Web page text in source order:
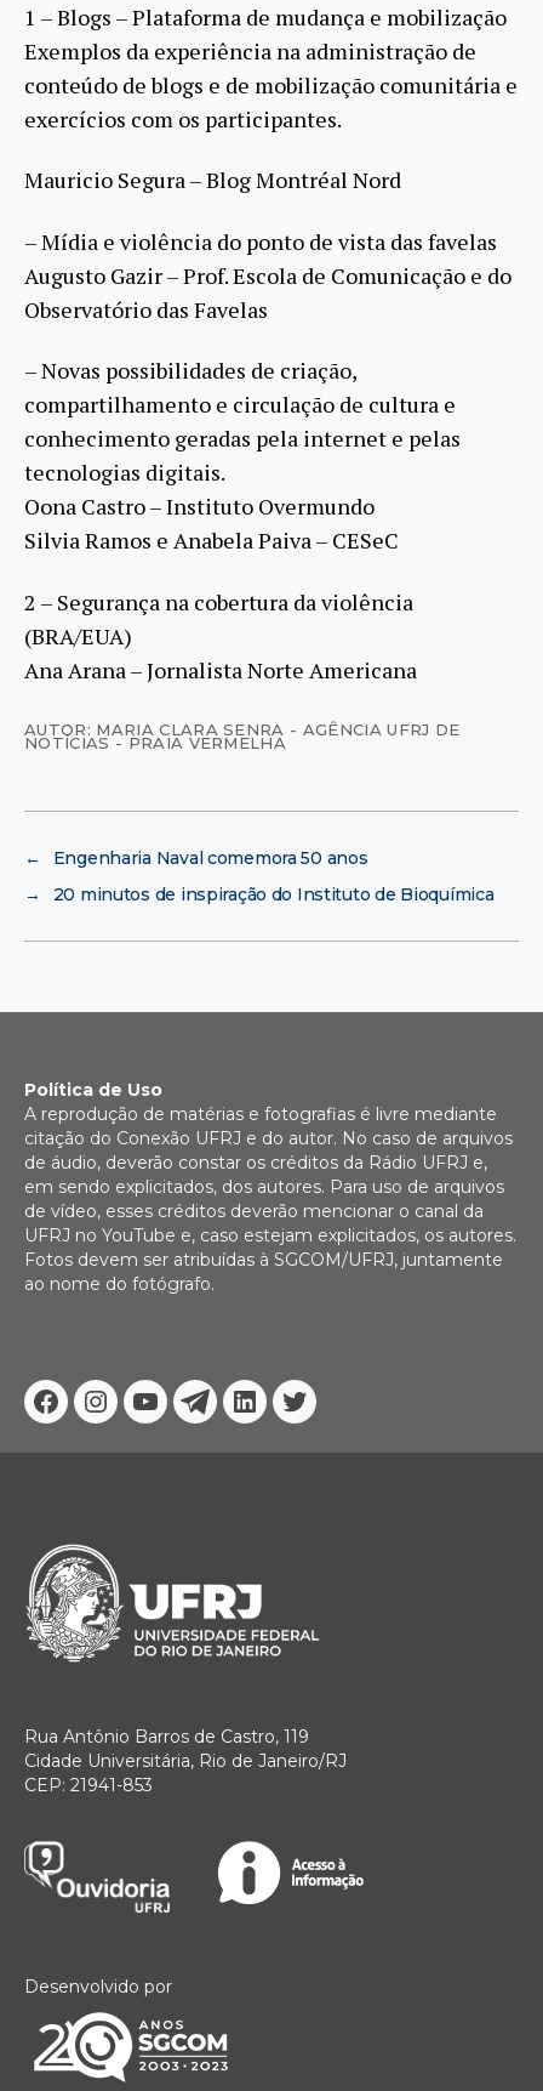
1 – Blogs – Plataforma de mudança e mobilização
Exemplos da experiência na administração de
conteúdo de blogs e de mobilização comunitária e
exercícios com os participantes.
Mauricio Segura – Blog Montréal Nord
– Mídia e violência do ponto de vista das favelas
Augusto Gazir – Prof. Escola de Comunicação e do
Observatório das Favelas
– Novas possibilidades de criação,
compartilhamento e circulação de cultura e
conhecimento geradas pela internet e pelas
tecnologias digitais.
Oona Castro – Instituto Overmundo
Silvia Ramos e Anabela Paiva – CESeC
2 – Segurança na cobertura da violência
(BRA/EUA)
Ana Arana – Jornalista Norte Americana
AUTOR: MARIA CLARA SENRA - AGÊNCIA UFRJ DE
NOTÍCIAS - PRAIA VERMELHA
←
Engenharia Naval comemora 50 anos
→
20 minutos de inspiração do Instituto de Bioquímica
Facebook
Instagram
YoutubeTelegram
Linkedin
Twitter
Política de Uso
A reprodução de matérias e fotografias é livre mediante
citação do Conexão UFRJ e do autor. No caso de arquivos
de áudio, deverão constar os créditos da Rádio UFRJ e,
em sendo explicitados, dos autores. Para uso de arquivos
de vídeo, esses créditos deverão mencionar o canal da
UFRJ no YouTube e, caso estejam explicitados, os autores.
Fotos devem ser atribuídas à SGCOM/UFRJ, juntamente
ao nome do fotógrafo.
Rua Antônio Barros de Castro, 119
Cidade Universitária, Rio de Janeiro/RJ
CEP: 21941-853
Desenvolvido por